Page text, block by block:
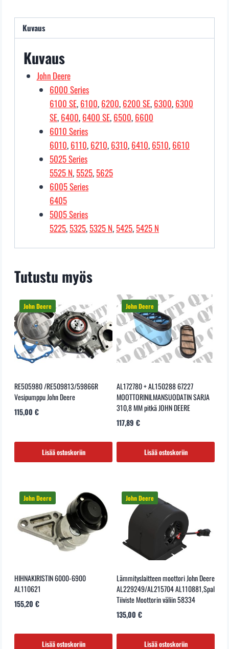
Kuvaus
Kuvaus
John Deere
6000 Series
6100 SE, 6100, 6200, 6200 SE, 6300, 6300
SE, 6400, 6400 SE, 6500, 6600
6010 Series
6010, 6110, 6210, 6310, 6410, 6510, 6610
5025 Series
5525 N,5525,5625
6005 Series
6405
5005 Series
5225,5325,5325 N,5425,5425 N
Tutustu myös
RE505980 /RE509813/59866R
Vesipumppu John Deere
115,00 €
Lisää ostoskoriin
AL172780 + AL150288 67227
MOOTTORINILMANSUODATIN SARJA
310,8 MM pitkä JOHN DEERE
117,89 €
Lisää ostoskoriin
HIHNAKIRISTIN 6000-6900
AL110621
155,20 €
Lisää ostoskoriin
Lämmityslaitteen moottori John Deere
AL229249/AL215704 AL110881,Spal
Tiiviste Moottorin väliin 58334
135,00 €
Lisää ostoskoriin